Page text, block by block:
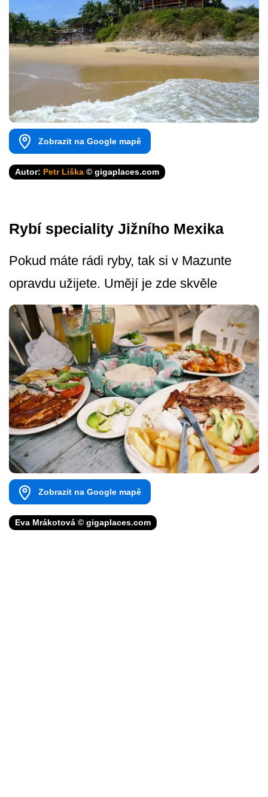
Zobrazit na Google mapě
Autor: Petr Liška © gigaplaces.com
Rybí speciality Jižního Mexika
Pokud máte rádi ryby, tak si v Mazunte
opravdu užijete. Umějí je zde skvěle
Zobrazit na Google mapě
Eva Mrákotová © gigaplaces.com